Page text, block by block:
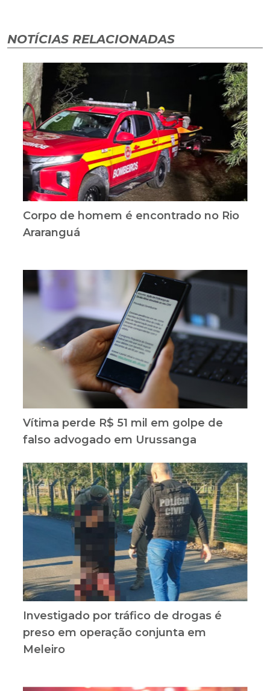
NOTÍCIAS RELACIONADAS
Corpo de homem é encontrado no Rio
Araranguá
Vítima perde R$ 51 mil em golpe de
falso advogado em Urussanga
Investigado por tráfico de drogas é
preso em operação conjunta em
Meleiro